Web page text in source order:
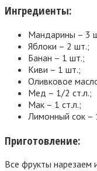
Ингредиенты:
Мандарины – 3
Яблоки – 2 шт.;
Банан – 1 шт.;
Киви – 1 шт.;
Оливковое
Мед – 1/2 ст.л.;
Мак – 1 ст.л.;
Лимонный сок –
Приготовление:
Все фрукты нарезаем